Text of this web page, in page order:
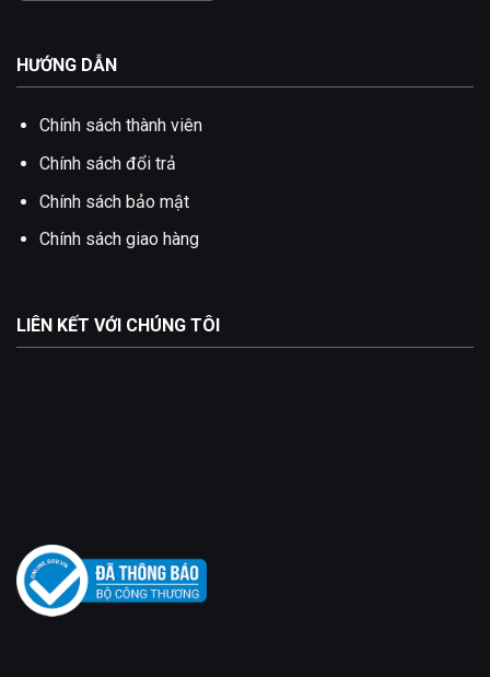
HƯỚNG DẪN
Chính sách thành viên
Chính sách đổi trả
Chính sách bảo mật
Chính sách giao hàng
LIÊN KẾT VỚI CHÚNG TÔI